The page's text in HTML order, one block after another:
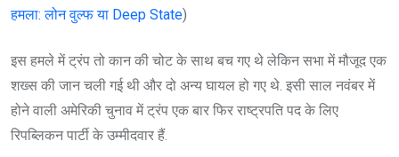
हमला: लोन वुल्फ या Deep State)
इस हमले में ट्रंप तो कान की चोट के साथ बच गए थे लेकिन सभा में मौजूद एक
शख्स की जान चली गई थी और दो अन्य घायल हो गए थे. इसी साल नवंबर में
होने वाली अमेरिकी चुनाव में ट्रंप एक बार फिर राष्ट्रपति पद के लिए
रिपब्लिकन पार्टी के उम्मीदवार हैं.